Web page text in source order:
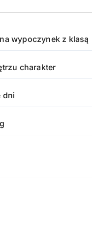
wypoczynek z klasą
charakter
dni